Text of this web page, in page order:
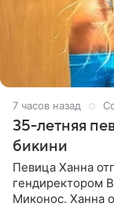
7 часов назад
35-летняя
бикини
Певица Ханна
гендиректором
Миконос. Ханна